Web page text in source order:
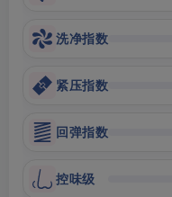
洗净指数
紧压指数
回弹指数
控味级